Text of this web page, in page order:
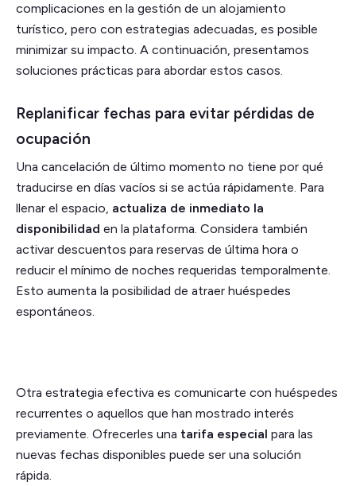
complicaciones en la gestión de un alojamiento
turístico, pero con estrategias adecuadas, es posible
minimizar su impacto. A continuación, presentamos
soluciones prácticas para abordar estos casos.
Replanificar fechas para evitar pérdidas de
ocupación
Una cancelación de último momento no tiene por qué
traducirse en días vacíos si se actúa rápidamente. Para
llenar el espacio, actualiza de inmediato la
disponibilidad en la plataforma. Considera también
activar descuentos para reservas de última hora o
reducir el mínimo de noches requeridas temporalmente.
Esto aumenta la posibilidad de atraer huéspedes
espontáneos.
Otra estrategia efectiva es comunicarte con huéspedes
recurrentes o aquellos que han mostrado interés
previamente. Ofrecerles una tarifa especial para las
nuevas fechas disponibles puede ser una solución
rápida.